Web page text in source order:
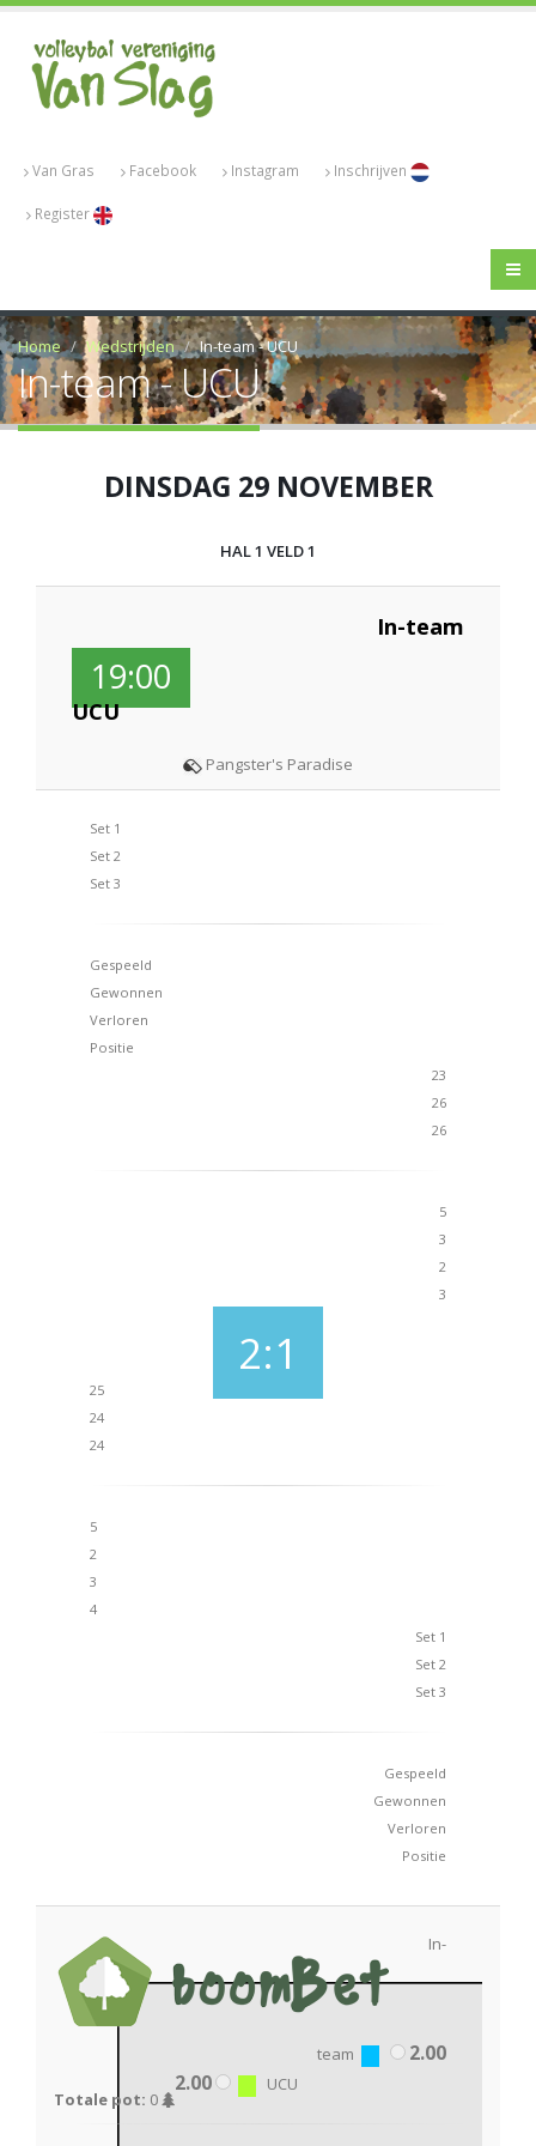
Van Gras Facebook Instagram Inschrijven
Register
Home Wedstrijden In-team - UCU
In-team - UCU
DINSDAG 29 NOVEMBER
HAL 1 VELD 1
In-team
19:00
UCU
Pangster's Paradise
Set 1
Set 2
Set 3
Gespeeld
Gewonnen
Verloren
Positie
23
26
26
5
3
2
3
2:1
25
24
24
5
2
3
4
Set 1
Set 2
Set 3
Gespeeld
Gewonnen
Verloren
Positie
Totale pot: 0
In-
team
2.00
2.00
UCU